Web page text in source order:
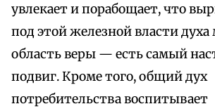
увлекает и порабощает, что
под этой железной власти духа
область веры — есть самый
подвиг. Кроме того, общий дух
потребительства воспитывает